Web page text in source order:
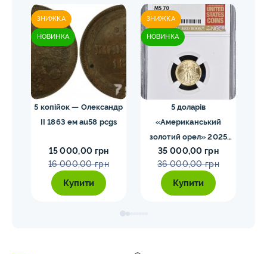
ЗНИЖКА
НОВИНКА
5 копійок — Олександр
II 1863 ем au58 pcgs
15 000,00 грн
16 000,00 грн
Купити
ЗНИЖКА
НОВИНКА
5 доларів
«Американський
золотий орел» 2025
MS70 NGC орел тип2
35 000,00 грн
36 000,00 грн
Купити